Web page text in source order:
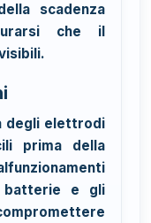
scadenza
che il
degli elettrodi
prima della
batterie e gli